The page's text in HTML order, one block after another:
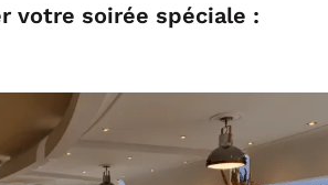
votre soirée spéciale :